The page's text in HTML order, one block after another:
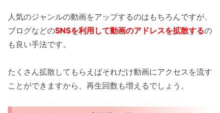
人気のジャンルの動画をアップするのはもちろんですが、
ブログなどのSNSを利用して動画のアドレスを拡散するの
も良い手法です。
たくさん拡散してもらえばそれだけ動画にアクセスを流す
ことができますから、再生回数も増えるでしょう。